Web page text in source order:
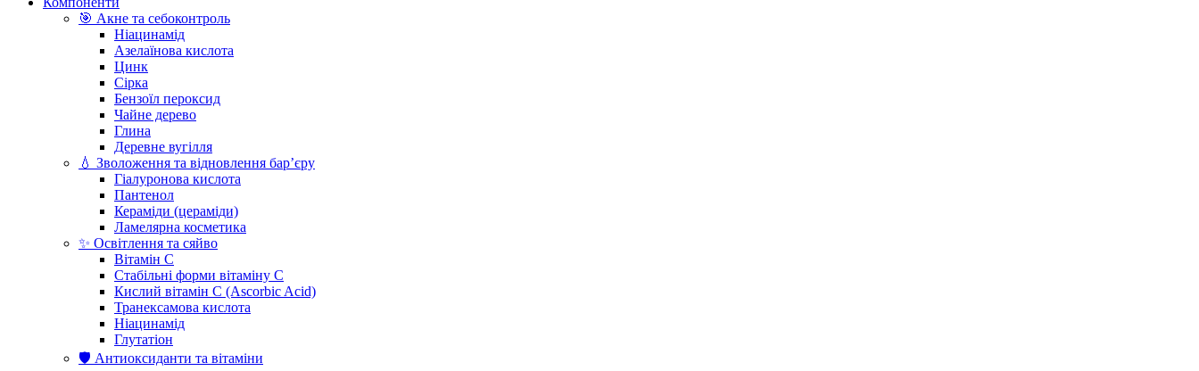
🎯 Акне та себоконтроль
Ніацинамід
Азелаїнова кислота
Цинк
Сірка
Бензоїл пероксид
Чайне дерево
Глина
Деревне вугілля
💧 Зволоження та відновлення бар’єру
Гіалуронова кислота
Пантенол
Кераміди (цераміди)
Ламелярна косметика
✨ Освітлення та сяйво
Вітамін С
Стабільні форми вітаміну С
Кислий вітамін С (Ascorbic Acid)
Транексамова кислота
Ніацинамід
Глутатіон
🛡️ Антиоксиданти та вітаміни